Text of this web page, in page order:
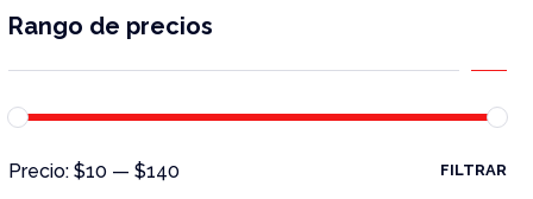
Rango de precios
FILTRAR
Precio:$10 —$140